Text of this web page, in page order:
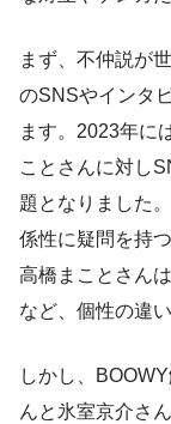
まず、不仲説が
のSNSやインタ
ます。2023年に
ことさんに対し
題となりました
係性に疑問を持
高橋まことさん
など、個性の違
しかし、
んと氷室京介さ